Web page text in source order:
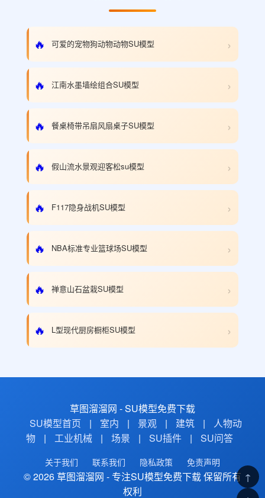
🔥 可爱的宠物狗动物动物SU模型 ›
🔥 江南水墨墙绘组合SU模型 ›
🔥 餐桌椅带吊扇风扇桌子SU模型 ›
🔥 假山流水景观迎客松su模型 ›
🔥 F117隐身战机SU模型 ›
🔥 NBA标准专业篮球场SU模型 ›
🔥 禅意山石盆栽SU模型 ›
🔥 L型现代厨房橱柜SU模型 ›
草图溜溜网 - SU模型免费下载
SU模型首页
| 室内 | 景观 | 建筑 |
人物动
物
| 工业机械 | 场景 | SU插件 | SU问答
关于我们 联系我们 隐私政策 免责声明
© 2026 草图溜溜网 - 专注SU模型免费下载 保留所有
权利
↑